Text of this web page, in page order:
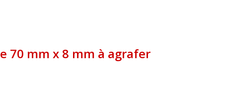
70 mm x 8 mm à agrafer